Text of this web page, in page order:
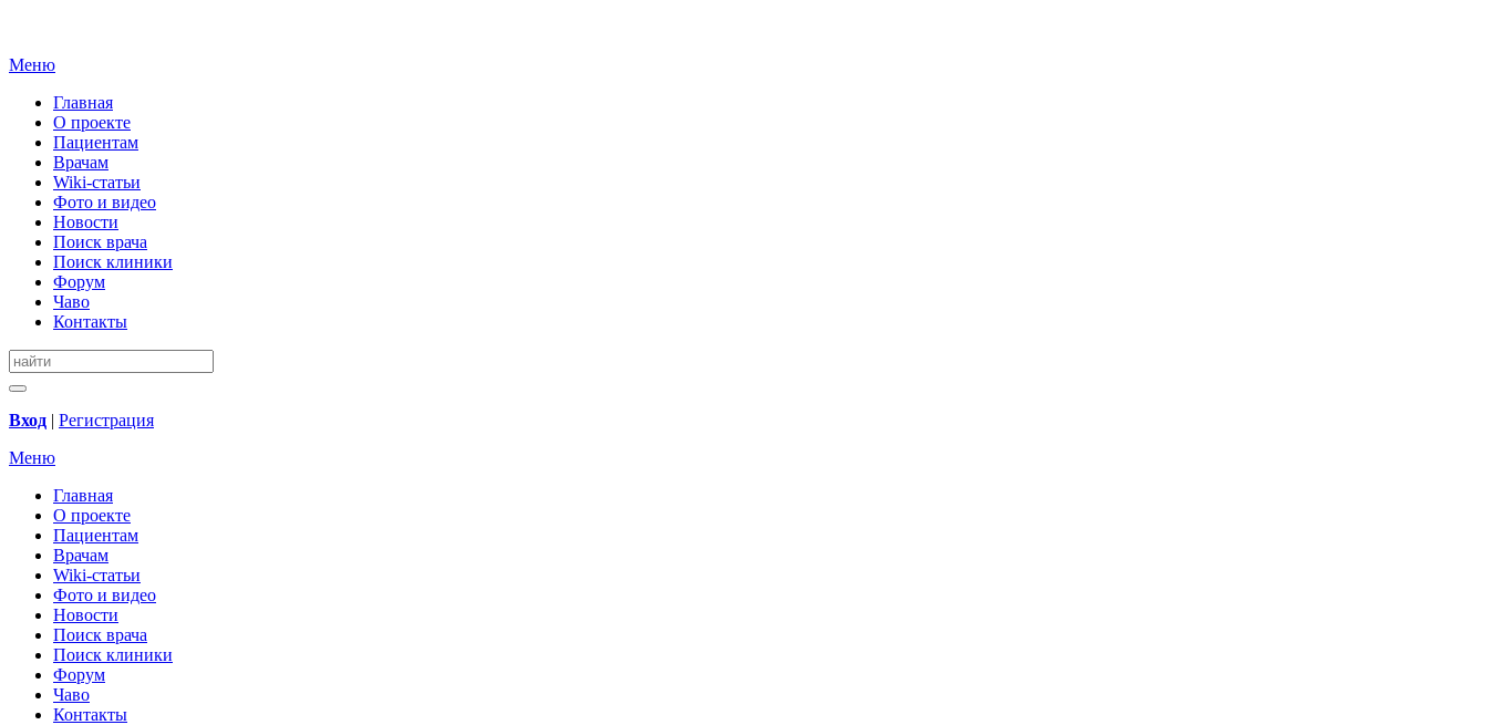
Меню
Главная
О проекте
Пациентам
Врачам
Wiki-статьи
Фото и видео
Новости
Поиск врача
Поиск клиники
Форум
Чаво
Контакты
Вход | Регистрация
Меню
Главная
О проекте
Пациентам
Врачам
Wiki-статьи
Фото и видео
Новости
Поиск врача
Поиск клиники
Форум
Чаво
Контакты